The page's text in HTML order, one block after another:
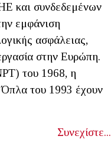
και συνδεδεμένων
εμφάνιση
ασφάλειας,
στην Ευρώπη.
του 1968, η
του 1993 έχουν
Συνεχίστε...